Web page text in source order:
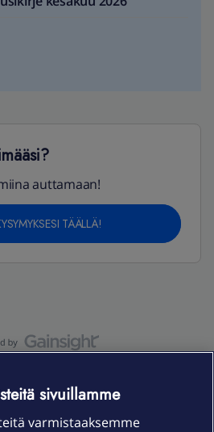
auttamaan!
TÄÄLLÄ!
sivuillamme
varmistaaksemme